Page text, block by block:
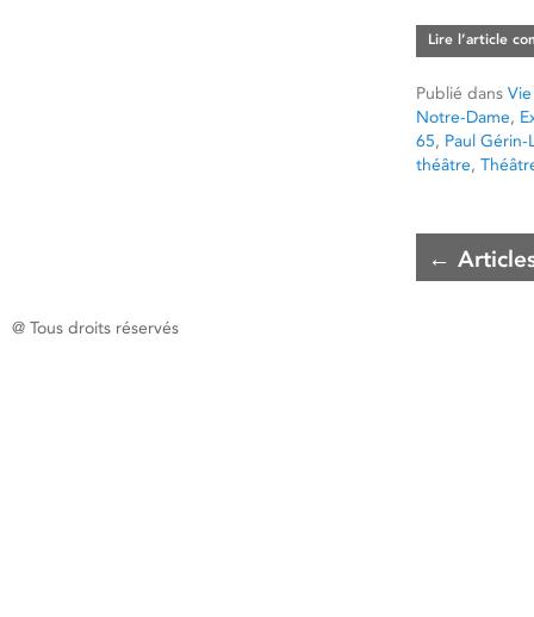
Lire l’article
Publié dans
Notre-Dame,
65, Paul Gérin-
théâtre,
←
@ Tous droits réservés